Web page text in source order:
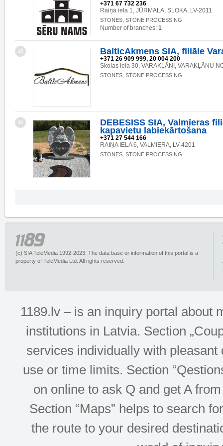
+371 67 732 236
Raiņa iela 1, JŪRMALA, SLOKA, LV-2011
STONES, STONE PROCESSING
Number of branches: 1
19 BalticAkmens SIA, filiāle
+371 26 909 999, 20 004 200
Skolas iela 30, VARAKĻĀNI, VARAKĻĀNU
STONES, STONE PROCESSING
20
DEBESISS SIA, Valmieras
kapavietu labiekārtošana
+371 27 544 166
RAIŅA IELA 6, VALMIERA, LV-4201
STONES, STONE PROCESSING
(c) SIA TeleMedia 1992-2023. The data base or information of this portal is a
property of TeleMedia Ltd. All rights reserved.
1189.lv – is an inquiry portal about
institutions in Latvia. Section
services individually with
use or time limits. Section
on online to ask Q and get A
Section “Maps” helps to search
the route to your desired